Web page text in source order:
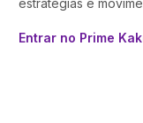
Entrar no Prime